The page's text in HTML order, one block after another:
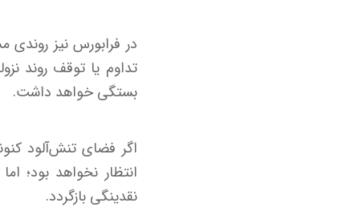
تداوم یا توقف روند
بستگی خواهد داشت.
اگر فضای تنش‌آلود
انتظار نخواهد بود؛
نقدینگی بازگردد.